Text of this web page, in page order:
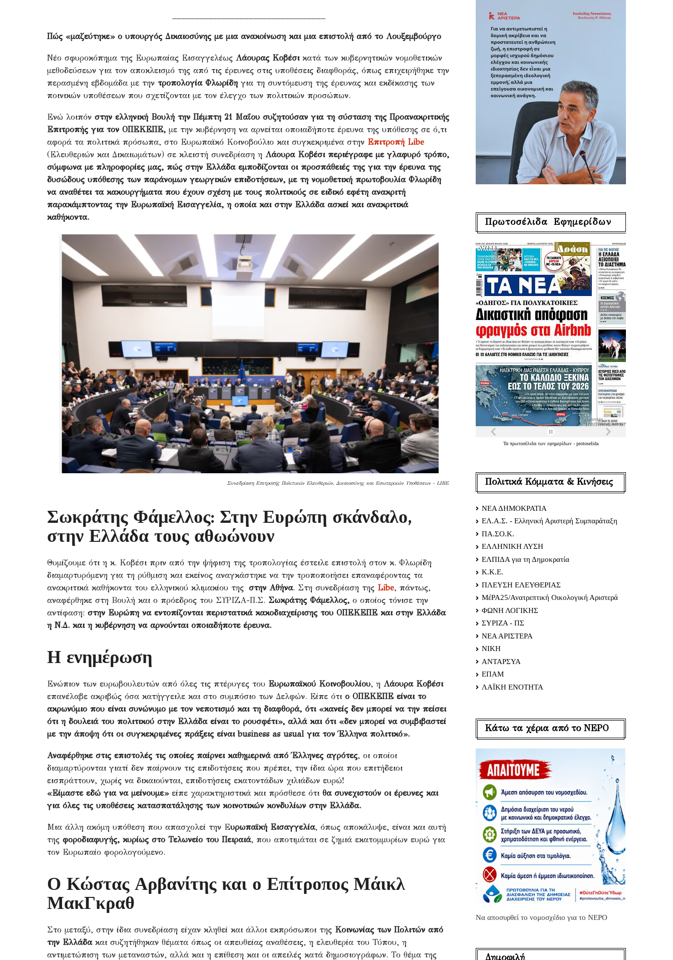
Πώς «μαζεύτηκε» ο υπουργός Δικαιοσύνης με μια ανακοίνωση και μια επιστολή από το Λουξεμβούργο
Νέο σφυροκόπημα της Ευρωπαίας Εισαγγελέως Λάουρας Κοβέσικατά των κυβερνητικών νομοθετικών
μεθοδεύσεων για τον αποκλεισμό της από τις έρευνες στις υποθέσεις διαφθοράς, όπως επιχειρήθηκε την
περασμένη εβδομάδα με την τροπολογία Φλωρίδη για τη συντόμευση της έρευνας και εκδίκασης των
ποινικών υποθέσεων που σχετίζονται με τον έλεγχο των πολιτικών προσώπων.
Ενώ λοιπόν στην ελληνική Βουλή την Πέμπτη 21 Μαΐου συζητούσαν για τη σύσταση της Προανακριτικής
Επιτροπής για τον ΟΠΕΚΕΠΕ, με την κυβέρνηση να αρνείται οποιαδήποτε έρευνα της υπόθεσης σε ό,τι
αφορά τα πολιτικά πρόσωπα, στο Ευρωπαϊκό Κοινοβούλιο και συγκεκριμένα στην Επιτροπή Libe
(Ελευθεριών και Δικαιωμάτων) σε κλειστή συνεδρίαση η Λάουρα Κοβέσι περιέγραφε με γλαφυρό τρόπο,
σύμφωνα με πληροφορίες μας, πώς στην Ελλάδα εμποδίζονται οι προσπάθειές της για την έρευνα της
δυσώδους υπόθεσης των παράνομων γεωργικών επιδοτήσεων, με τη νομοθετική πρωτοβουλία Φλωρίδη
να αναθέτει τα κακουργήματα που έχουν σχέση με τους πολιτικούς σε ειδικό εφέτη ανακριτή
παρακάμπτοντας την Ευρωπαϊκή Εισαγγελία, η οποία και στην Ελλάδα ασκεί και ανακριτικά
καθήκοντα.
Συνεδρίαση Επιτροπής Πολιτικών Ελευθεριών, Δικαιοσύνης και Εσωτερικών Υποθέσεων - LIBE
Σωκράτης Φάμελλος: Στην Ευρώπη σκάνδαλο,
στην Ελλάδα τους αθωώνουν
Θυμίζουμε ότι η κ. Κοβέσι πριν από την ψήφιση της τροπολογίας έστειλε επιστολή στον κ. Φλωρίδη
διαμαρτυρόμενη για τη ρύθμιση και εκείνος αναγκάστηκε να την τροποποιήσει επαναφέροντας τα
ανακριτικά καθήκοντα του ελληνικού κλιμακίου της στην Αθήνα. Στη συνεδρίαση της Libe, πάντως,
αναφέρθηκε στη Βουλή και ο πρόεδρος του ΣΥΡΙΖΑ-Π.Σ. Σωκράτης Φάμελλος, ο οποίος τόνισε την
αντίφαση: στην Ευρώπη να εντοπίζονται περιστατικά κακοδιαχείρισης του ΟΠΕΚΕΠΕ και στην Ελλάδα
η Ν.Δ. και η κυβέρνηση να αρνούνται οποιαδήποτε έρευνα.
Η ενημέρωση
Ενώπιον των ευρωβουλευτών από όλες τις πτέρυγες του Ευρωπαϊκού Κοινοβουλίου, η Λάουρα Κοβέσι
επανέλαβε ακριβώς όσα κατήγγειλε και στο συμπόσιο των Δελφών. Είπε ότι ο ΟΠΕΚΕΠΕ είναι το
ακρωνύμιο που είναι συνώνυμο με τον νεποτισμό και τη διαφθορά, ότι «κανείς δεν μπορεί να την πείσει
ότι η δουλειά του πολιτικού στην Ελλάδα είναι το ρουσφέτι», αλλά και ότι «δεν μπορεί να συμβιβαστεί
με την άποψη ότι οι συγκεκριμένες πράξεις είναιbusiness as usual για τον Έλληνα πολιτικό».
Αναφέρθηκε στις επιστολές τις οποίες παίρνει καθημερινά από Έλληνες αγρότες, οι οποίοι
διαμαρτύρονται γιατί δεν παίρνουν τις επιδοτήσεις που πρέπει, την ίδια ώρα που επιτήδειοι
εισπράττουν, χωρίς να δικαιούνται, επιδοτήσεις εκατοντάδων χιλιάδων ευρώ!
«Είμαστε εδώ για να μείνουμε»είπε χαρακτηριστικά και πρόσθεσε ότι θα συνεχιστούν οι έρευνες και
για όλες τις υποθέσεις κατασπατάλησης των κοινοτικών κονδυλίων στην Ελλάδα.
Μια άλλη ακόμη υπόθεση που απασχολεί την Ευρωπαϊκή Εισαγγελία, όπως αποκάλυψε, είναι και αυτή
της φοροδιαφυγής, κυρίως στο Τελωνείο του Πειραιά, που αποτιμάται σε ζημιά εκατομμυρίων ευρώ για
τον Ευρωπαίο φορολογούμενο.
Ο Κώστας Αρβανίτης και ο Επίτροπος Μάικλ
ΜακΓκραθ
Στο μεταξύ, στην ίδια συνεδρίαση είχαν κληθεί και άλλοι εκπρόσωποι της Κοινωνίας των Πολιτών από
την Ελλάδακαι συζητήθηκαν θέματα όπως οι απευθείας αναθέσεις, η ελευθερία του Τύπου, η
αντιμετώπιση των μεταναστών, αλλά και η επίθεση και οι απειλές κατά δημοσιογράφων. Το θέμα της
Πρωτοσέλιδα Εφημερίδων
Τα πρωτοσέλιδα των εφημερίδων - protoselida
Πολιτικά Κόμματα & Κινήσεις
ΝΕΑ ΔΗΜΟΚΡΑΤΙΑ
ΕΛ.Α.Σ. - Ελληνική Αριστερή Συμπαράταξη
ΠΑ.ΣΟ.Κ.
ΕΛΛΗΝΙΚΗ ΛΥΣΗ
ΕΛΠΙΔΑ για τη Δημοκρατία
Κ.Κ.Ε.
ΠΛΕΥΣΗ ΕΛΕΥΘΕΡΙΑΣ
ΜέΡΑ25/Ανατρεπτική Οικολογική Αριστερά
ΦΩΝΗ ΛΟΓΙΚΗΣ
ΣΥΡΙΖΑ - ΠΣ
ΝΕΑ ΑΡΙΣΤΕΡΑ
ΝΙΚΗ
ΑΝΤΑΡΣΥΑ
ΕΠΑΜ
ΛΑΪΚΗ ΕΝΟΤΗΤΑ
Κάτω τα χέρια από το ΝΕΡΟ
Να αποσυρθεί το νομοσχέδιο για το ΝΕΡΟ
Δημοφιλή